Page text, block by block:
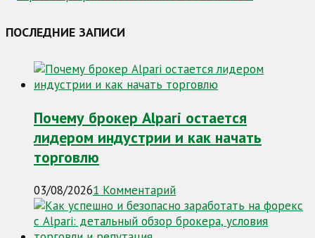
ПОСЛЕДНИЕ ЗАПИСИ
Почему брокер Alpari остается
лидером индустрии и как начать
торговлю
03/08/20261 Комментарий